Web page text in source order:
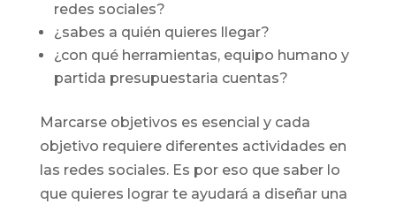
redes sociales?
¿sabes a quién quieres llegar?
¿con qué herramientas, equipo humano y
partida presupuestaria cuentas?
Marcarse objetivos es esencial y cada
objetivo requiere diferentes actividades en
las redes sociales. Es por eso que saber lo
que quieres lograr te ayudará a diseñar una